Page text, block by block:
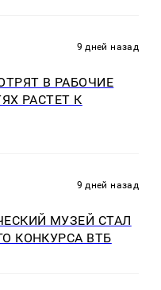
9 дней назад
В РАБОЧИЕ
РАСТЕТ К
9 дней назад
МУЗЕЙ СТАЛ
КОНКУРСА ВТБ